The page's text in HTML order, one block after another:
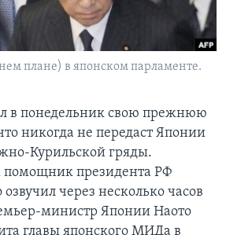
плане) в японском парламенте.
в понедельник свою прежнюю
никогда не передаст Японии
Курильской гряды.
помощник президента РФ
через несколько часов
министр Японии Наото
главы японского МИДа в